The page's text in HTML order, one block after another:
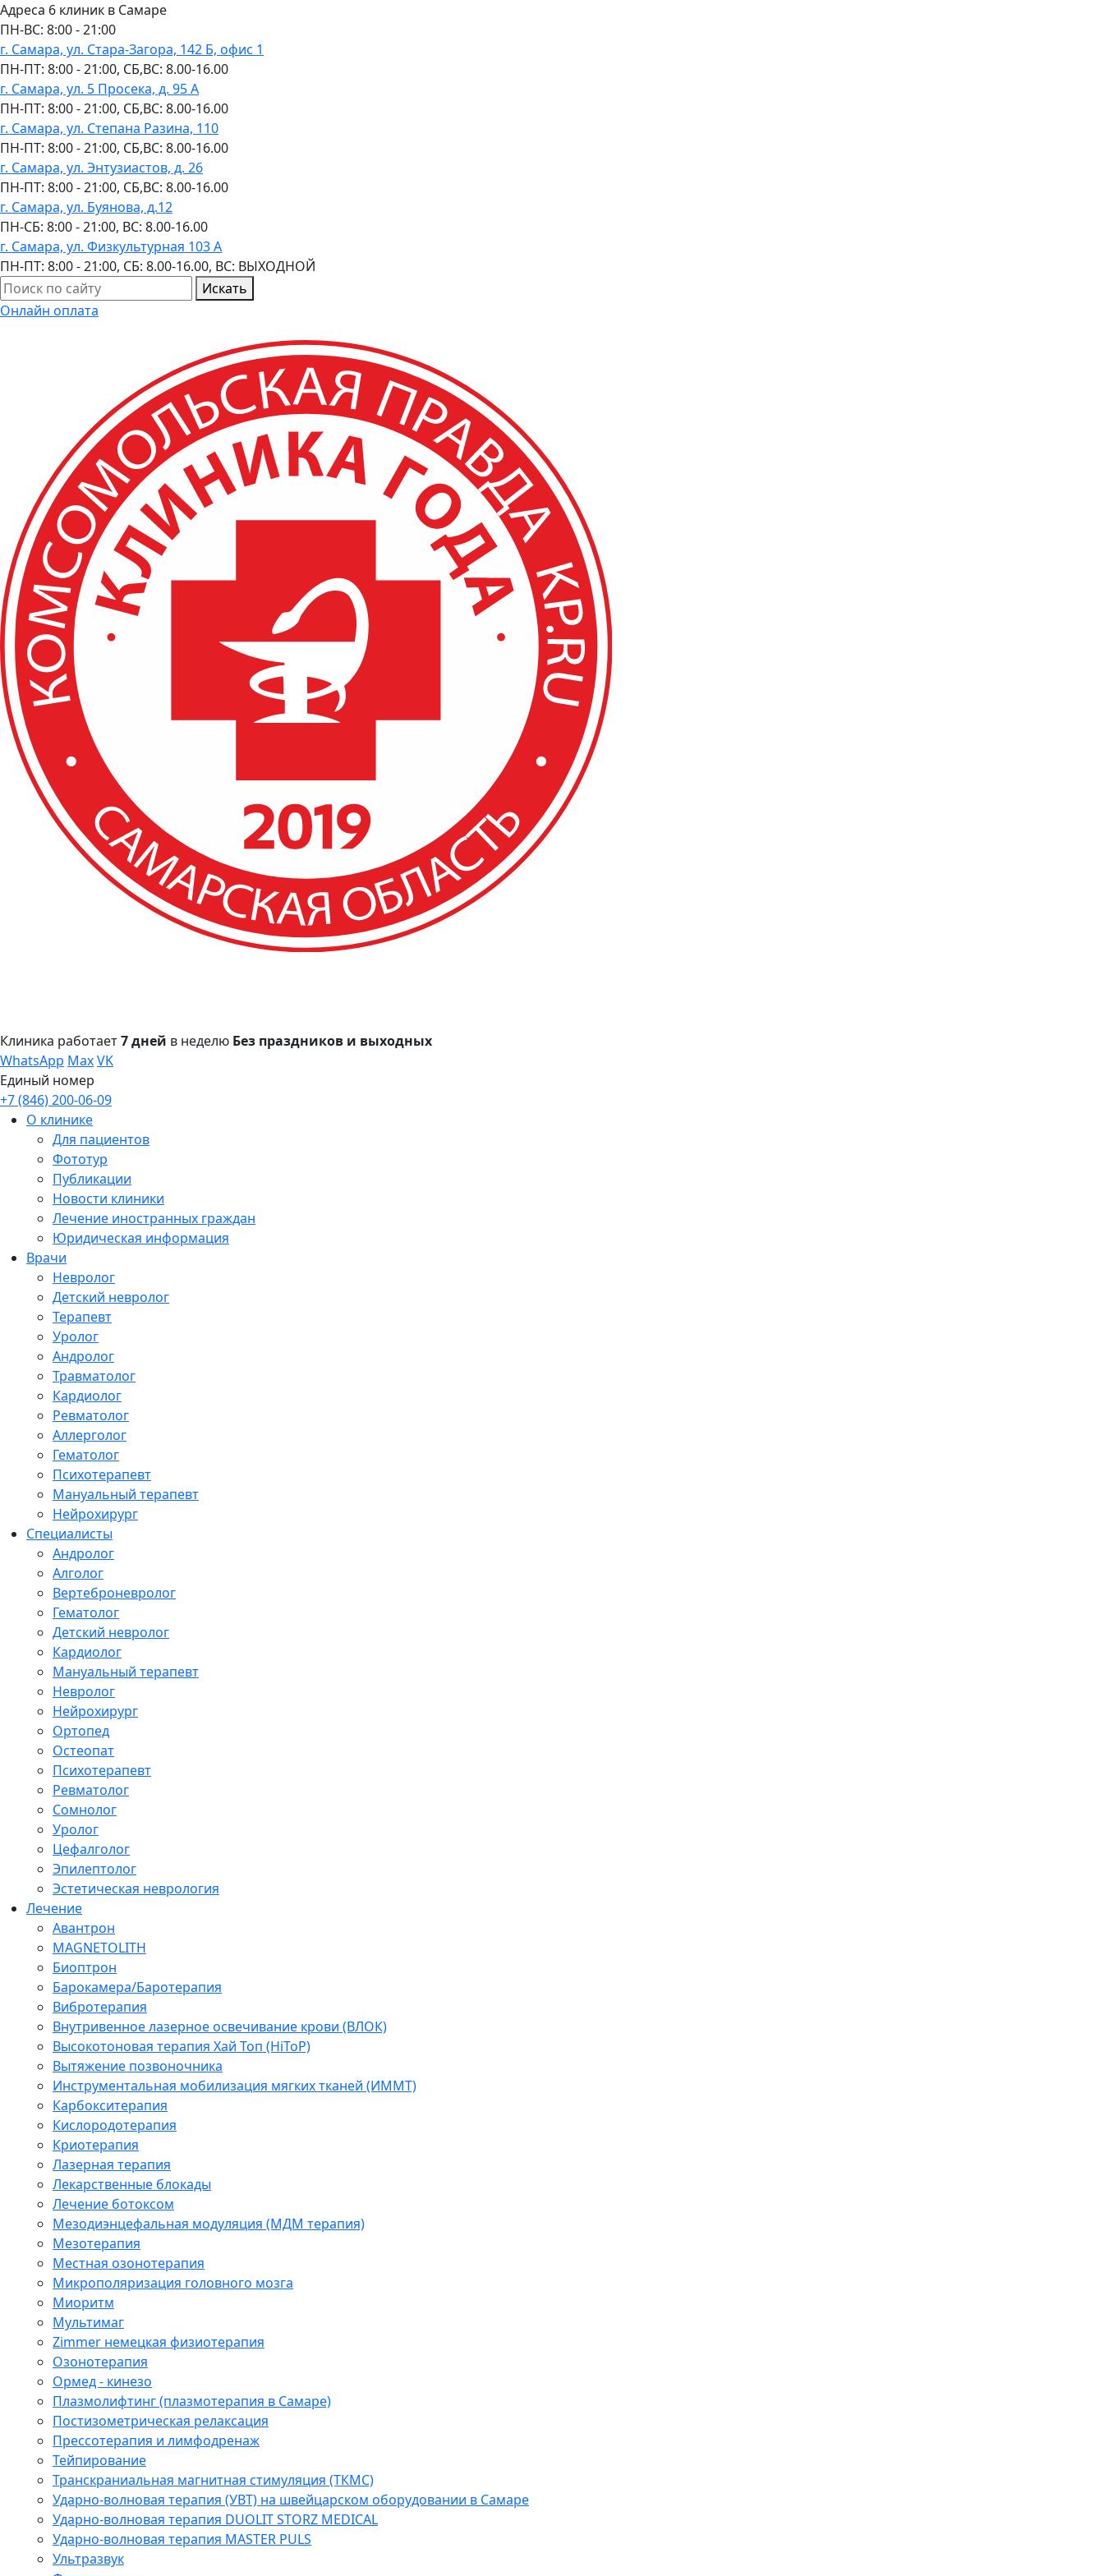
Адреса 6 клиник в Самаре
ПН-ВC: 8:00 - 21:00
г. Самара, ул. Стара-Загора, 142 Б, офис 1
ПН-ПТ: 8:00 - 21:00, СБ,ВС: 8.00-16.00
г. Самара, ул. 5 Просека, д. 95 А
ПН-ПТ: 8:00 - 21:00, СБ,ВС: 8.00-16.00
г. Самара, ул. Степана Разина, 110
ПН-ПТ: 8:00 - 21:00, СБ,ВС: 8.00-16.00
г. Самара, ул. Энтузиастов, д. 26
ПН-ПТ: 8:00 - 21:00, СБ,ВС: 8.00-16.00
г. Самара, ул. Буянова, д.12
ПН-СБ: 8:00 - 21:00, ВС: 8.00-16.00
г. Самара, ул. Физкультурная 103 А
ПН-ПТ: 8:00 - 21:00, СБ: 8.00-16.00, ВС: ВЫХОДНОЙ
Искать
Онлайн оплата
Клиника работает7 дней в неделю Без праздников и выходных
WhatsApp MaxVK
Единый номер
+7 (846) 200-06-09
О клинике
Для пациентов
Фототур
Публикации
Новости клиники
Лечение иностранных граждан
Юридическая информация
Врачи
Невролог
Детский невролог
Терапевт
Уролог
Андролог
Травматолог
Кардиолог
Ревматолог
Аллерголог
Гематолог
Психотерапевт
Мануальный терапевт
Нейрохирург
Специалисты
Андролог
Алголог
Вертеброневролог
Гематолог
Детский невролог
Кардиолог
Мануальный терапевт
Невролог
Нейрохирург
Ортопед
Остеопат
Психотерапевт
Ревматолог
Сомнолог
Уролог
Цефалголог
Эпилептолог
Эстетическая неврология
Лечение
Авантрон
MAGNETOLITH
Биоптрон
Барокамера/Баротерапия
Вибротерапия
Внутривенное лазерное освечивание крови (ВЛОК)
Высокотоновая терапия Хай Топ (HiToP)
Вытяжение позвоночника
Инструментальная мобилизация мягких тканей (ИММТ)
Карбокситерапия
Кислородотерапия
Криотерапия
Лазерная терапия
Лекарственные блокады
Лечение ботоксом
Мезодиэнцефальная модуляция (МДМ терапия)
Мезотерапия
Местная озонотерапия
Микрополяризация головного мозга
Миоритм
Мультимаг
Zimmer немецкая физиотерапия
Озонотерапия
Ормед - кинезо
Плазмолифтинг (плазмотерапия в Самаре)
Постизометрическая релаксация
Прессотерапия и лимфодренаж
Тейпирование
Транскраниальная магнитная стимуляция (ТКМС)
Ударно-волновая терапия (УВТ) на швейцарском оборудовании в Самаре
Ударно-волновая терапия DUOLIT STORZ MEDICAL
Ударно-волновая терапия MASTER PULS
Ультразвук